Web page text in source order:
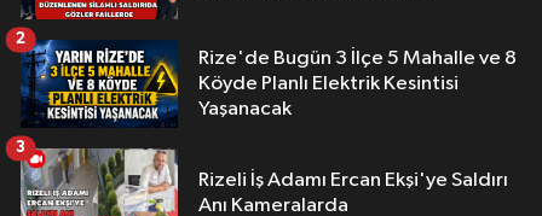
Rize'de Bugün 3 İlçe 5 Mahalle ve 8
Köyde Planlı Elektrik Kesintisi
Yaşanacak
2
Rizeli İş Adamı Ercan Ekşi'ye Saldırı
Anı Kameralarda
3